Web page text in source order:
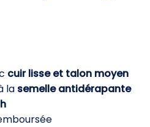
:
€.
cuir lisse et talon moyen
la semelle antidérapante